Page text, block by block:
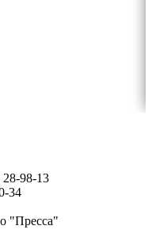
98-13
34
"Пресса"